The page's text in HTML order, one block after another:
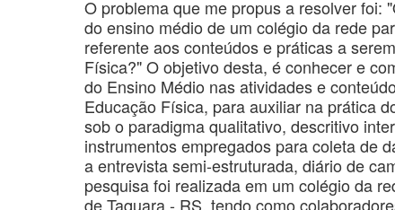
O problema que me propus a resolver foi:
do ensino médio de um colégio da rede
referente aos conteúdos e práticas a
Física?" O objetivo desta, é conhecer e
do Ensino Médio nas atividades e
Educação Física, para auxiliar na prática
sob o paradigma qualitativo, descritivo
instrumentos empregados para coleta de
a entrevista semi-estruturada, diário de
pesquisa foi realizada em um colégio da
de Taquara - RS, tendo como